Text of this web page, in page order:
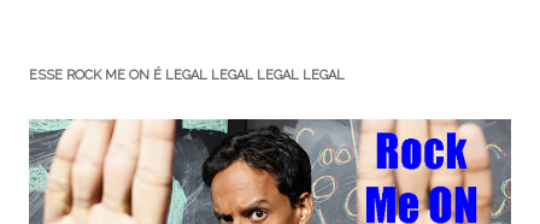
ESSE ROCK ME ON É LEGAL LEGAL LEGAL LEGAL